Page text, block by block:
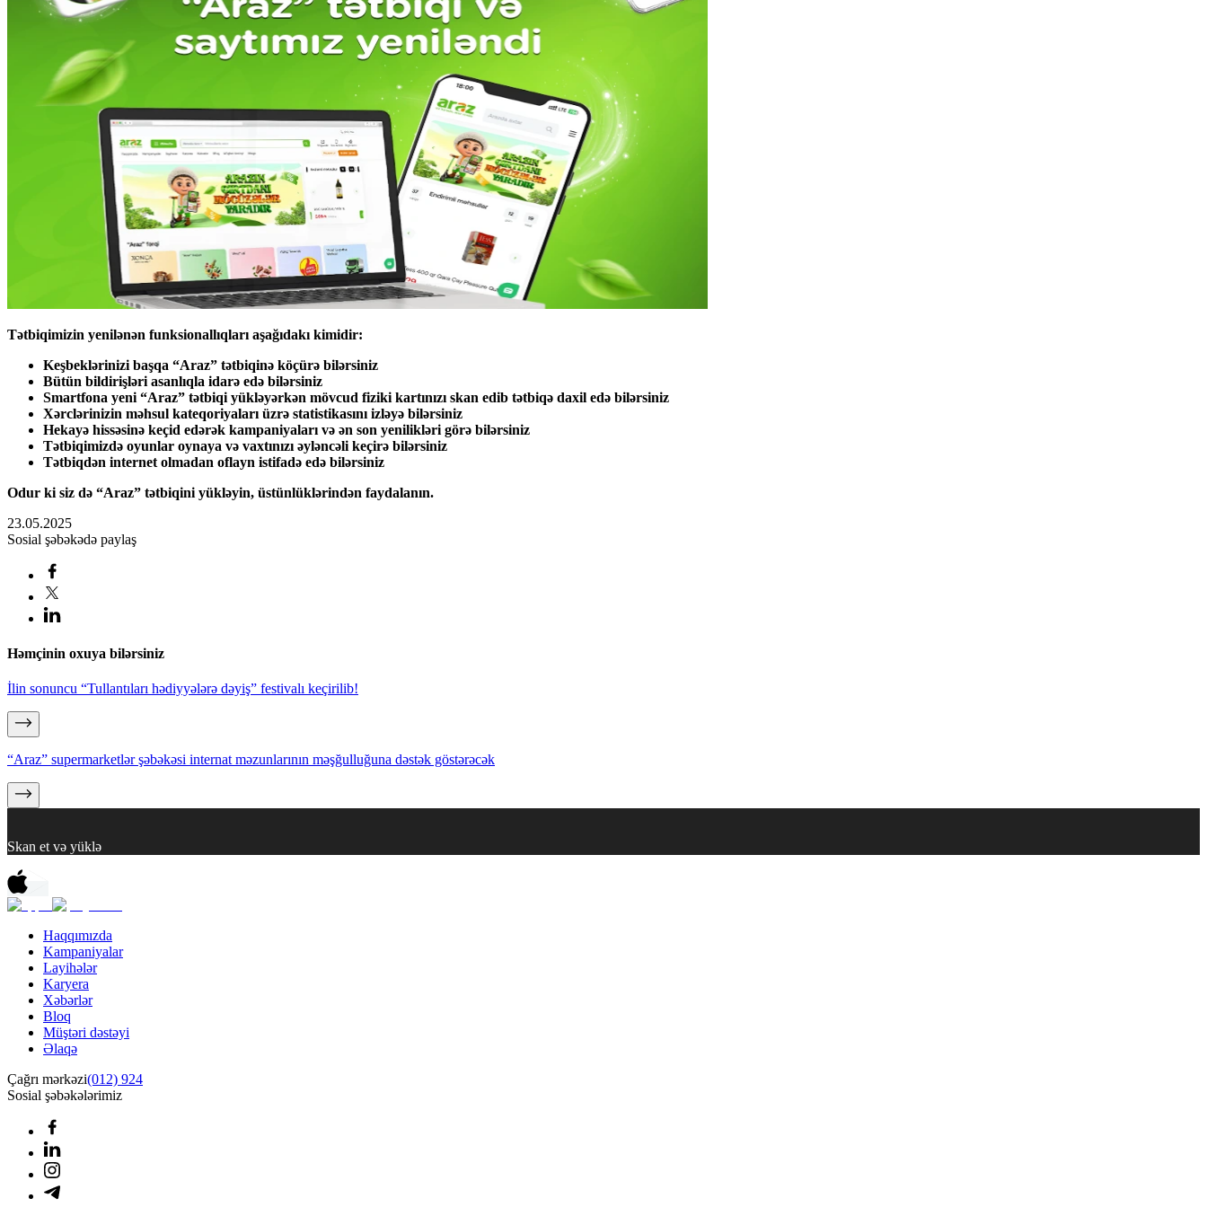
Tətbiqimizin yenilənən funksionallıqları aşağıdakı kimidir:
Keşbeklərinizi başqa “Araz” tətbiqinə köçürə bilərsiniz
Bütün bildirişləri asanlıqla idarə edə bilərsiniz
Smartfona yeni “Araz” tətbiqi yükləyərkən mövcud fiziki kartınızı skan edib tətbiqə daxil edə bilərsiniz
Xərclərinizin məhsul kateqoriyaları üzrə statistikasını izləyə bilərsiniz
Hekayə hissəsinə keçid edərək kampaniyaları və ən son yenilikləri görə bilərsiniz
Tətbiqimizdə oyunlar oynaya və vaxtınızı əyləncəli keçirə bilərsiniz
Tətbiqdən internet olmadan oflayn istifadə edə bilərsiniz
Odur ki siz də “Araz” tətbiqini yükləyin, üstünlüklərindən faydalanın.
23.05.2025
Sosial şəbəkədə paylaş
Həmçinin oxuya bilərsiniz
İlin sonuncu “Tullantıları hədiyyələrə dəyiş” festivalı keçirilib!
“Araz” supermarketlər şəbəkəsi internat məzunlarının məşğulluğuna dəstək göstərəcək
Skan et və yüklə
Haqqımızda
Kampaniyalar
Layihələr
Karyera
Xəbərlər
Bloq
Müştəri dəstəyi
Əlaqə
Çağrı mərkəzi(012) 924
Sosial şəbəkələrimiz